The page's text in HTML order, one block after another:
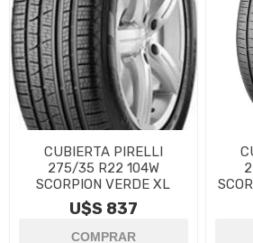
CUBIERTA PIRELLI
275/35 R22 104W
SCORPION VERDE XL
U$S 837